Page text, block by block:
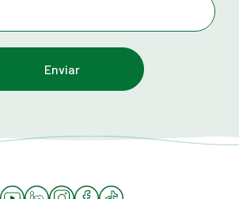
YouTube
LinkedInInstagramFacebook
Tiktok